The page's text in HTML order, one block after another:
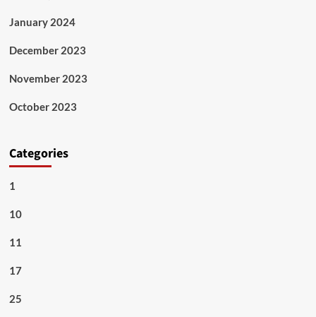
January 2024
December 2023
November 2023
October 2023
Categories
1
10
11
17
25